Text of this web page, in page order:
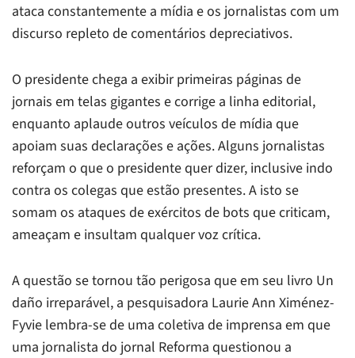
ataca constantemente a mídia e os jornalistas com um
discurso repleto de comentários depreciativos.
O presidente chega a exibir primeiras páginas de
jornais em telas gigantes e corrige a linha editorial,
enquanto aplaude outros veículos de mídia que
apoiam suas declarações e ações. Alguns jornalistas
reforçam o que o presidente quer dizer, inclusive indo
contra os colegas que estão presentes. A isto se
somam os ataques de exércitos de bots que criticam,
ameaçam e insultam qualquer voz crítica.
A questão se tornou tão perigosa que em seu livro Un
daño irreparável, a pesquisadora Laurie Ann Ximénez-
Fyvie lembra-se de uma coletiva de imprensa em que
uma jornalista do jornal Reforma questionou a